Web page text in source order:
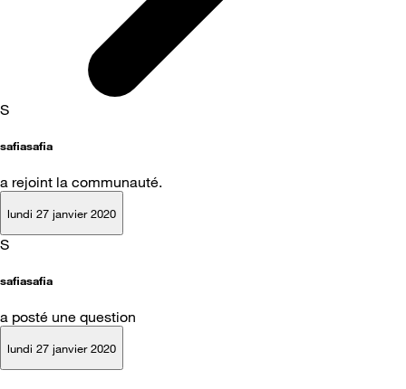
S
safiasafia
a rejoint la communauté.
lundi 27 janvier 2020
S
safiasafia
a posté une question
lundi 27 janvier 2020